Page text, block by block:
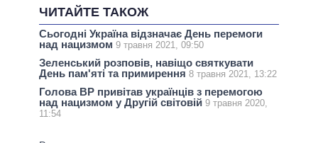
ЧИТАЙТЕ ТАКОЖ
Сьогодні Україна відзначає День перемоги
над нацизмом 9 травня 2021, 09:50
Зеленський розповів, навіщо святкувати
День пам'яті та примирення 8 травня 2021, 13:22
Голова ВР привітав українців з перемогою
над нацизмом у Другій світовій 9 травня 2020,
11:54